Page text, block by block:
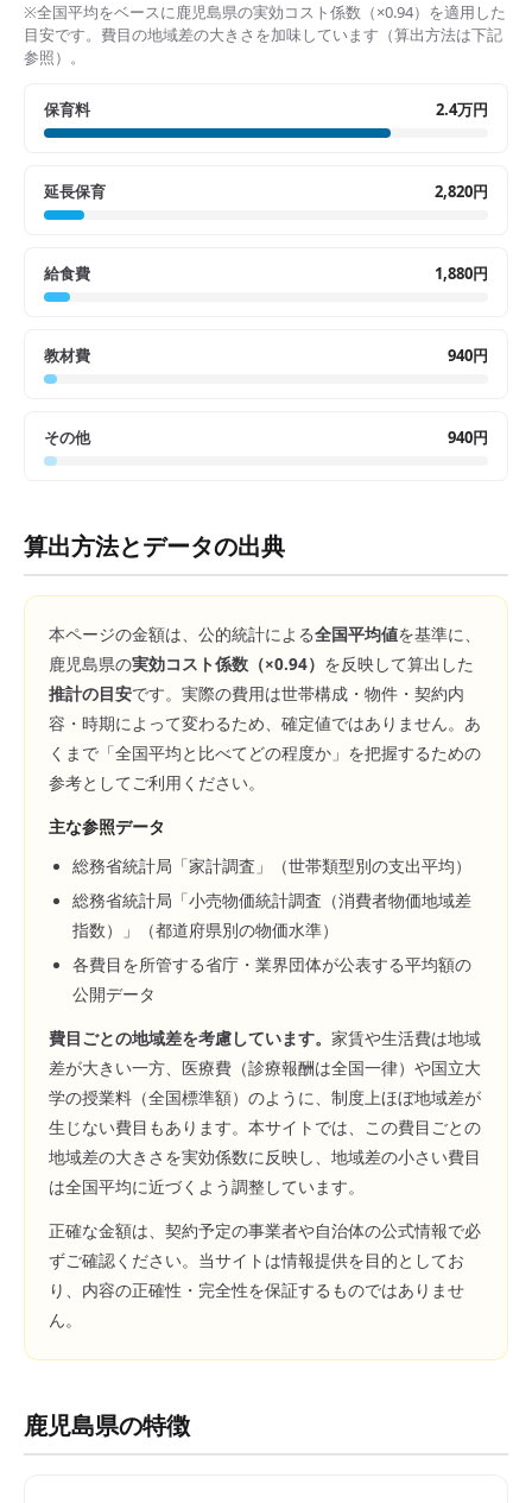
※全国平均をベースに鹿児島県の実効コスト係数（×0.94）を適用した
目安です。費目の地域差の大きさを加味しています（算出方法は下記
参照）。
保育料 2.4万円
延長保育 2,820円
給食費 1,880円
教材費 940円
その他 940円
算出方法とデータの出典
本ページの金額は、公的統計による全国平均値を基準に、
鹿児島県の実効コスト係数（×0.94） を反映して算出した
推計の目安です。実際の費用は世帯構成・物件・契約内
容・時期によって変わるため、確定値ではありません。あ
くまで「全国平均と比べてどの程度か」を把握するための
参考としてご利用ください。
主な参照データ
総務省統計局「家計調査」（世帯類型別の支出平均）
総務省統計局「小売物価統計調査（消費者物価地域差
指数）」（都道府県別の物価水準）
各費目を所管する省庁・業界団体が公表する平均額の
公開データ
費目ごとの地域差を考慮しています。 家賃や生活費は地域
差が大きい一方、医療費（診療報酬は全国一律）や国立大
学の授業料（全国標準額）のように、制度上ほぼ地域差が
生じない費目もあります。本サイトでは、この費目ごとの
地域差の大きさを実効係数に反映し、地域差の小さい費目
は全国平均に近づくよう調整しています。
正確な金額は、契約予定の事業者や自治体の公式情報で必
ずご確認ください。当サイトは情報提供を目的としてお
り、内容の正確性・完全性を保証するものではありませ
ん。
鹿児島県の特徴